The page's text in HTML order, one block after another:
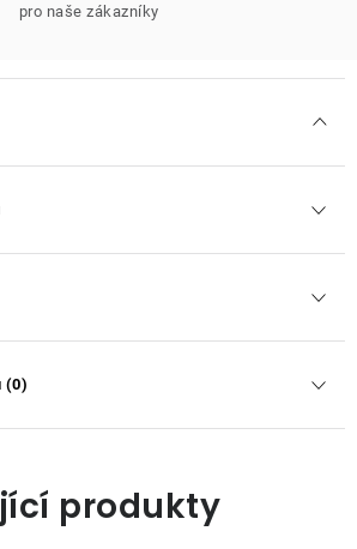
pro naše zákazníky
(0)
produkty